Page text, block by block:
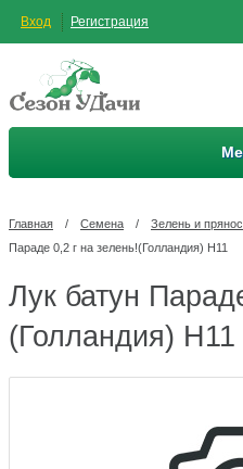
Вход Регистрация
Главная / Семена / Зелень и
Параде 0,2 г на зелень!(Голландия) Н11
Лук батун
(Голландия) Н11